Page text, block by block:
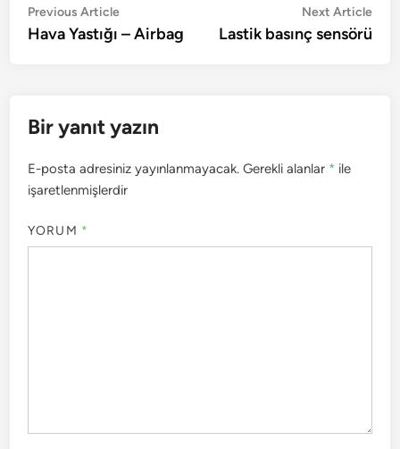
Yazı
gezinmesi
Previous ArticlePrevious
article:
Hava Yastığı – Airbag
Next Article
Lastik basınç sensörü
Bir yanıt yazın
E-posta adresiniz yayınlanmayacak. Gerekli alanlar * ile
işaretlenmişlerdir
YORUM *